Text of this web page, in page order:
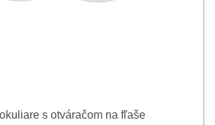
s otváračom na fľaše